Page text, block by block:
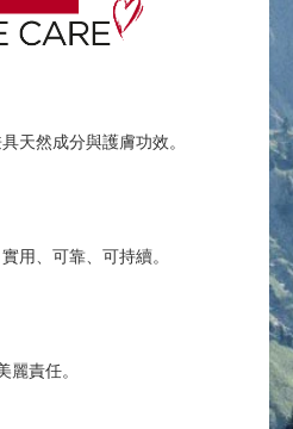
天然成分與護膚功效。
用、可靠、可持續。
責任。